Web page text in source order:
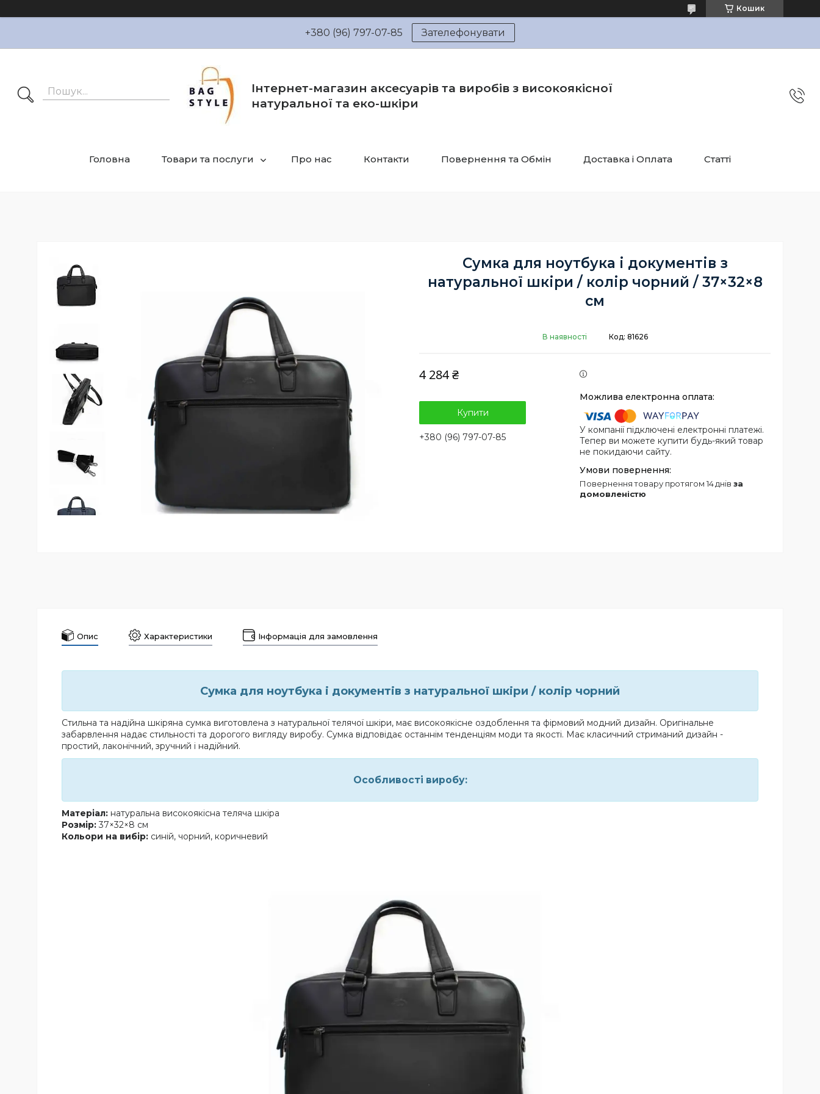
Кошик
+380 (96) 797-07-85 Зателефонувати
Інтернет-магазин аксесуарів та виробів з високоякісної
натуральної та еко-шкіри
Головна Товари та послуги Про нас Контакти Повернення та Обмін Доставка і Оплата Статті
Сумка для ноутбука і документів з
натуральної шкіри / колір чорний / 37×32×8
см
В наявності Код: 81626
4 284 ₴
Купити
+380 (96) 797-07-85
У компанії підключені електронні платежі.
Тепер ви можете купити будь-який товар
не покидаючи сайту.
повернення товару протягом 14 днів за
домовленістю
Опис Характеристики Інформація для замовлення
Сумка для ноутбука і документів з натуральної шкіри / колір чорний
Стильна та надійна шкіряна сумка виготовлена з натуральної телячої шкіри, має високоякісне оздоблення та фірмовий модний дизайн. Оригінальне
забарвлення надає стильності та дорогого вигляду виробу. Сумка відповідає останнім тенденціям моди та якості. Має класичний стриманий дизайн -
простий, лаконічний, зручний і надійний.
Особливості виробу:
Матеріал: натуральна високоякісна теляча шкіра
Розмір:37×32×8 см
Кольори на вибір: синій, чорний, коричневий